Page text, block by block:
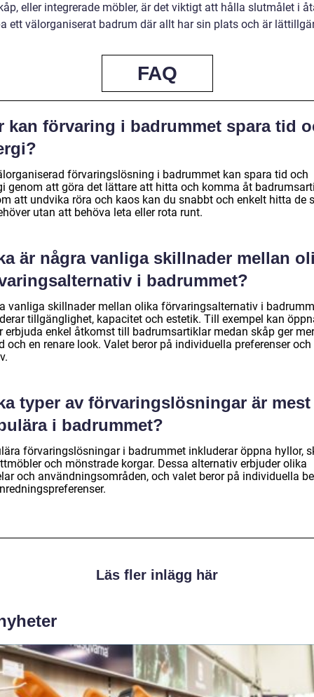
eller integrerade möbler, är det viktigt att hålla slutmålet i
ett välorganiserat badrum där allt har sin plats och är
FAQ
kan förvaring i badrummet spara tid
förvaringslösning i badrummet kan spara tid och
genom att göra det lättare att hitta och komma åt
att undvika röra och kaos kan du snabbt och enkelt hitta de
utan att behöva leta eller rota runt.
är några vanliga skillnader mellan
i badrummet?
vanliga skillnader mellan olika förvaringsalternativ i
tillgänglighet, kapacitet och estetik. Till exempel kan
erbjuda enkel åtkomst till badrumsartiklar medan skåp ger mer
och en renare look. Valet beror på individuella preferenser och
typer av förvaringslösningar är mest
i badrummet?
förvaringslösningar i badrummet inkluderar öppna hyllor,
och mönstrade korgar. Dessa alternativ erbjuder olika
och användningsområden, och valet beror på individuella
Läs fler inlägg här